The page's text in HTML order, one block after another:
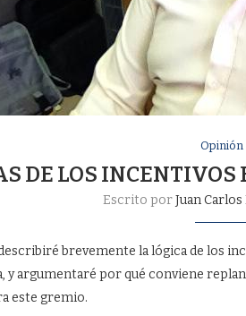
Opinión
DE LOS
Escrito porJuan
brevemente la lógica de los
argumentaré por qué conviene
este gremio.